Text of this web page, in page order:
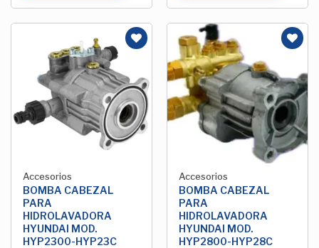
a la
Lista de
deseos
Accesorios
BOMBA CABEZAL
PARA
HIDROLAVADORA
HYUNDAI MOD.
HYP2300-HYP23C
Añadir
a la
Lista de
deseos
Accesorios
BOMBA CABEZAL
PARA
HIDROLAVADORA
HYUNDAI MOD.
HYP2800-HYP28C